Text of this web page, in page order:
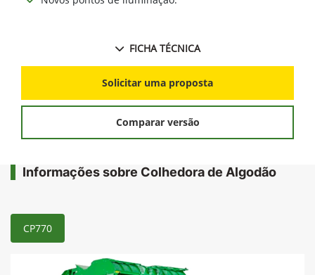
FICHA TÉCNICA
Solicitar uma proposta
Comparar versão
Informações sobre Colhedora de Algodão
CP770